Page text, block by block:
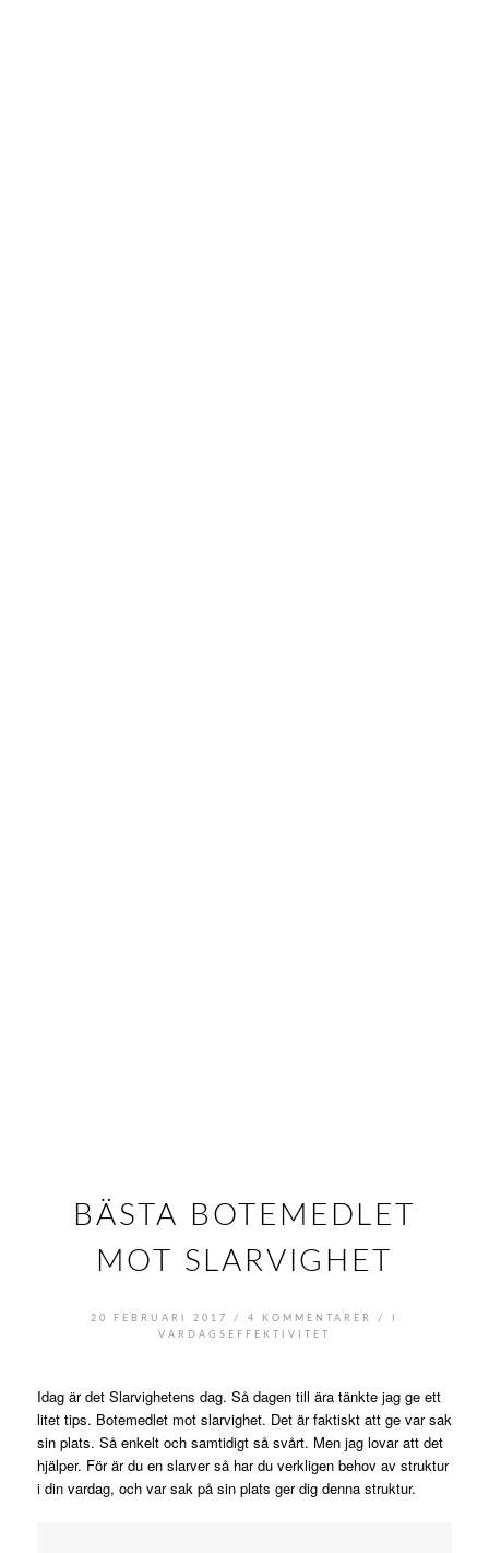
BÄSTA BOTEMEDLET
MOT SLARVIGHET
20 FEBRUARI 2017 / 4 KOMMENTARER /
VARDAGSEFFEKTIVITET
Idag är det Slarvighetens dag. Så dagen till ära tänkte jag ge ett
litet tips. Botemedlet mot slarvighet. Det är faktiskt att ge var sak
sin plats. Så enkelt och samtidigt så svårt. Men jag lovar att det
hjälper. För är du en slarver så har du verkligen behov av struktur
i din vardag, och var sak på sin plats ger dig denna struktur.